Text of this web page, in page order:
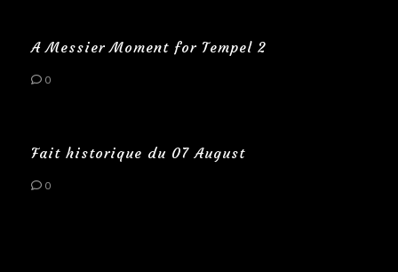
A Messier Moment for Tempel 2
0
Fait historique du 07 August
0